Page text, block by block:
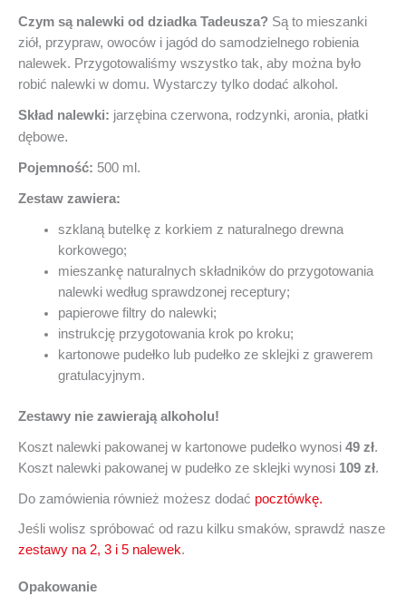
Czym są nalewki od dziadka Tadeusza? Są to mieszanki
ziół, przypraw, owoców i jagód do samodzielnego robienia
nalewek. Przygotowaliśmy wszystko tak, aby można było
robić nalewki w domu. Wystarczy tylko dodać alkohol.
Skład nalewki: jarzębina czerwona, rodzynki, aronia, płatki
dębowe.
Pojemność: 500 ml.
Zestaw zawiera:
szklaną butelkę z korkiem z naturalnego drewna
korkowego;
mieszankę naturalnych składników do przygotowania
nalewki według sprawdzonej receptury;
papierowe filtry do nalewki;
instrukcję przygotowania krok po kroku;
kartonowe pudełko lub pudełko ze sklejki z grawerem
gratulacyjnym.
Zestawy nie zawierają alkoholu!
Koszt nalewki pakowanej w kartonowe pudełko wynosi 49 zł.
Koszt nalewki pakowanej w pudełko ze sklejki wynosi 109 zł.
Do zamówienia również możesz dodać pocztówkę.
Jeśli wolisz spróbować od razu kilku smaków, sprawdź nasze
zestawy na 2, 3 i 5 nalewek.
Opakowanie